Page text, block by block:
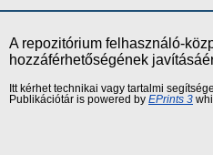
A repozitórium felhasználó-
hozzáférhetőségének
Itt kérhet technikai vagy tartalmi
Publikációtár is powered by EPrints 3